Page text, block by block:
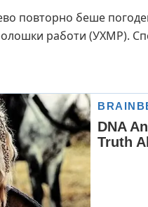
повторно беше
работи (УХМР).